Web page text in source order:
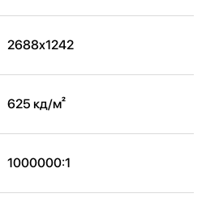
2688x1242
625 кд/м²
1000000:1